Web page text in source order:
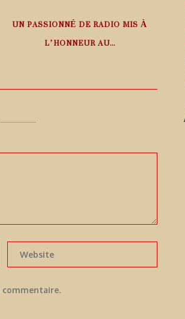
UN PASSIONNÉ DE RADIO MIS À
L’HONNEUR AU...
commentaire.